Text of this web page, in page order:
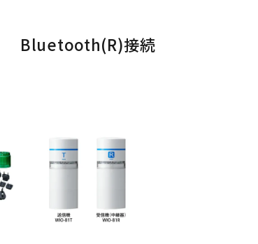
Bluetooth(R)接続